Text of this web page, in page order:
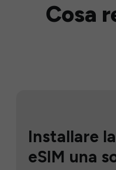
Cosa
Installare la
eSIM una